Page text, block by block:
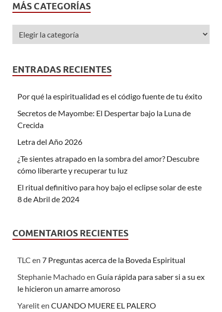
MÁS CATEGORÍAS
ENTRADAS RECIENTES
Por qué la espiritualidad es el código fuente de tu éxito
Secretos de Mayombe: El Despertar bajo la Luna de
Crecida
Letra del Año 2026
¿Te sientes atrapado en la sombra del amor? Descubre
cómo liberarte y recuperar tu luz
El ritual definitivo para hoy bajo el eclipse solar de este
8 de Abril de 2024
COMENTARIOS RECIENTES
TLC en 7 Preguntas acerca de la Boveda Espiritual
Stephanie Machadoen Guía rápida para saber si a su ex
le hicieron un amarre amoroso
Yareliten CUANDO MUERE EL PALERO